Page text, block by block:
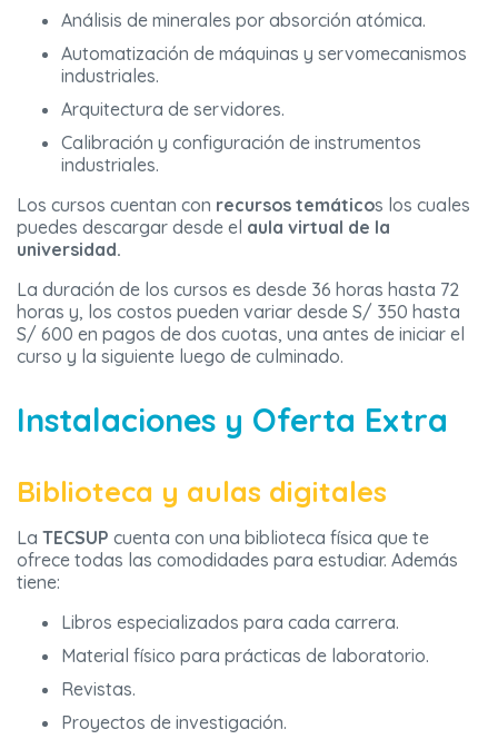
Análisis de minerales por absorción atómica.
Automatización de máquinas y servomecanismos
industriales.
Arquitectura de servidores.
Calibración y configuración de instrumentos
industriales.
Los cursos cuentan con recursos temáticos los cuales
puedes descargar desde el aula virtual de la
universidad.
La duración de los cursos es desde 36 horas hasta 72
horas y, los costos pueden variar desde S/ 350 hasta
S/ 600 en pagos de dos cuotas, una antes de iniciar el
curso y la siguiente luego de culminado.
Instalaciones y Oferta Extra
Biblioteca y aulas digitales
La TECSUP cuenta con una biblioteca física que te
ofrece todas las comodidades para estudiar. Además
tiene:
Libros especializados para cada carrera.
Material físico para prácticas de laboratorio.
Revistas.
Proyectos de investigación.